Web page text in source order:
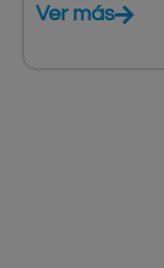
Ver más